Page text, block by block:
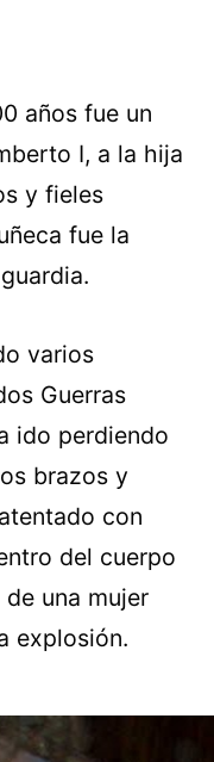
años fue un
I, a la hija
y fieles
fue la
varios
Guerras
ido perdiendo
brazos y
con
del cuerpo
una mujer
explosión.